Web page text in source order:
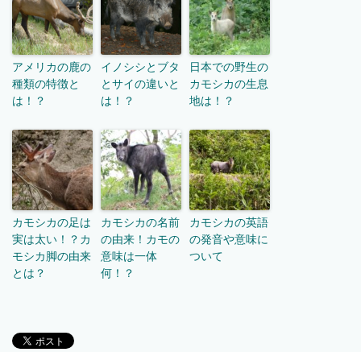
アメリカの鹿の
種類の特徴と
は！？
イノシシとブタ
とサイの違いと
は！？
日本での野生の
カモシカの生息
地は！？
カモシカの足は
実は太い！？カ
モシカ脚の由来
とは？
カモシカの名前
の由来！カモの
意味は一体
何！？
カモシカの英語
の発音や意味に
ついて